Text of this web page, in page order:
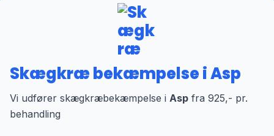
Skægkræ bekæmpelse i Asp
Vi udfører skægkræbekæmpelse i Asp fra 925,- pr.
behandling